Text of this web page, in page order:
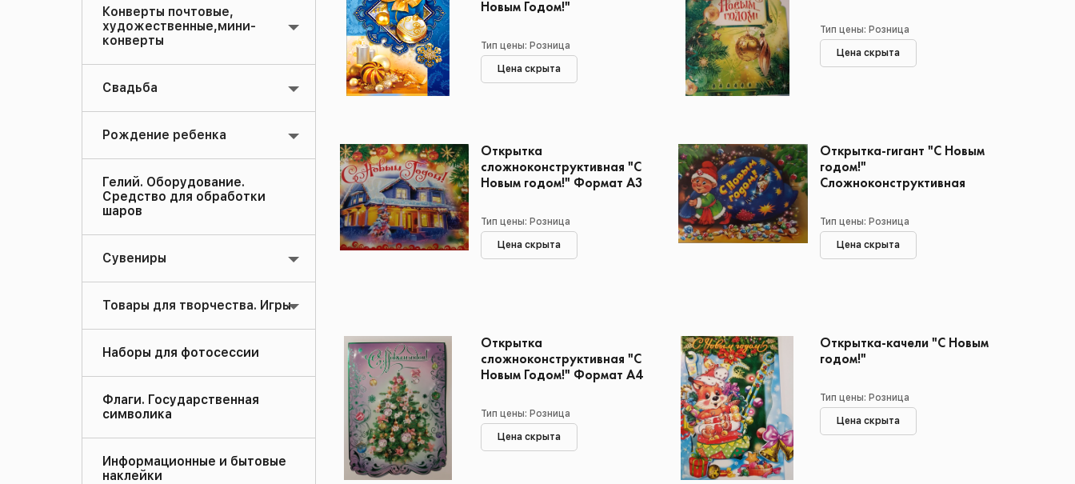
Конверты почтовые,
художественные,мини-
конверты
Свадьба
Рождение ребенка
Гелий. Оборудование.
Средство для обработки
шаров
Сувениры
Товары для творчества. Игры
Наборы для фотосессии
Флаги. Государственная
символика
Информационные и бытовые
наклейки
Новым Годом!"
Тип цены: Розница
Цена скрыта
Тип цены: Розница
Цена скрыта
Открытка
сложноконструктивная "С
Новым годом!" Формат А3
Тип цены: Розница
Цена скрыта
Открытка-гигант "С Новым
годом!"
Сложноконструктивная
Тип цены: Розница
Цена скрыта
Открытка
сложноконструктивная "С
Новым Годом!" Формат А4
Тип цены: Розница
Цена скрыта
Открытка-качели "С Новым
годом!"
Тип цены: Розница
Цена скрыта